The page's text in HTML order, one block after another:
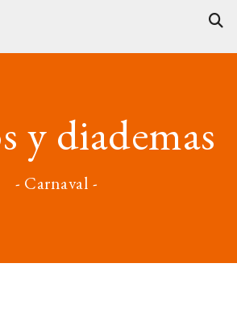
y diademas
- Carnaval -